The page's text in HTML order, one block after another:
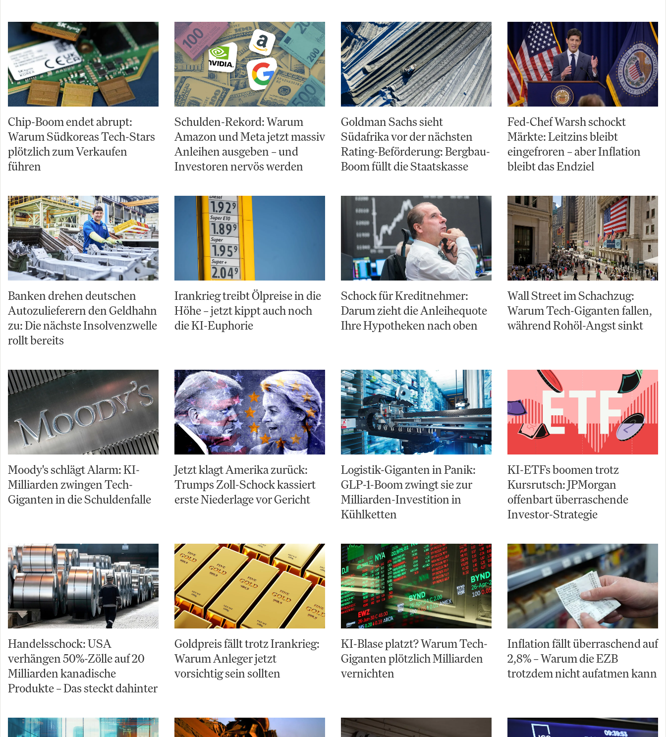
Chip-Boom endet abrupt:
Warum Südkoreas Tech-Stars
plötzlich zum Verkaufen
führen
Schulden-Rekord: Warum
Amazon und Meta jetzt massiv
Anleihen ausgeben – und
Investoren nervös werden
Goldman Sachs sieht
Südafrika vor der nächsten
Rating-Beförderung: Bergbau-
Boom füllt die Staatskasse
Fed-Chef Warsh schockt
Märkte: Leitzins bleibt
eingefroren – aber Inflation
bleibt das Endziel
Banken drehen deutschen
Autozulieferern den Geldhahn
zu: Die nächste Insolvenzwelle
rollt bereits
Irankrieg treibt Ölpreise in die
Höhe – jetzt kippt auch noch
die KI-Euphorie
Schock für Kreditnehmer:
Darum zieht die Anleihequote
Ihre Hypotheken nach oben
Wall Street im Schachzug:
Warum Tech-Giganten fallen,
während Rohöl-Angst sinkt
Moody's schlägt Alarm: KI-
Milliarden zwingen Tech-
Giganten in die Schuldenfalle
Jetzt klagt Amerika zurück:
Trumps Zoll-Schock kassiert
erste Niederlage vor Gericht
Logistik-Giganten in Panik:
GLP-1-Boom zwingt sie zur
Milliarden-Investition in
Kühlketten
KI-ETFs boomen trotz
Kursrutsch: JPMorgan
offenbart überraschende
Investor-Strategie
Handelsschock: USA
verhängen 50%-Zölle auf 20
Milliarden kanadische
Produkte – Das steckt dahinter
Goldpreis fällt trotz Irankrieg:
Warum Anleger jetzt
vorsichtig sein sollten
KI-Blase platzt? Warum Tech-
Giganten plötzlich Milliarden
vernichten
Inflation fällt überraschend auf
2,8% – Warum die EZB
trotzdem nicht aufatmen kann